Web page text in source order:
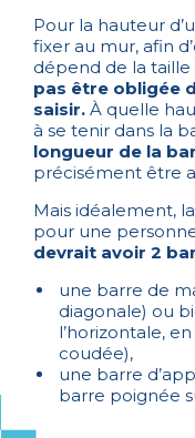
Pour la hauteur
fixer au mur, afin
dépend de la
pas être obligée
saisir. À quelle
à se tenir dans la
longueur de la
précisément être
Mais idéalement,
pour une
devrait avoir 2
une barre de
diagonale) ou
l’horizontale,
coudée),
une barre
barre poignée